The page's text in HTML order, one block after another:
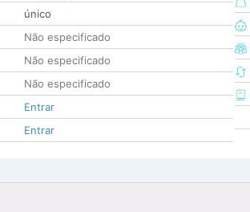
único
Não especificado
Não especificado
Não especificado
Entrar
Entrar